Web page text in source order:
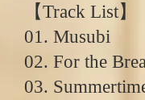
【Track List】
01. Musubi
02. For the
03.